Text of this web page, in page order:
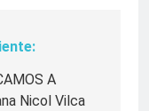
A
Nicol Vilca